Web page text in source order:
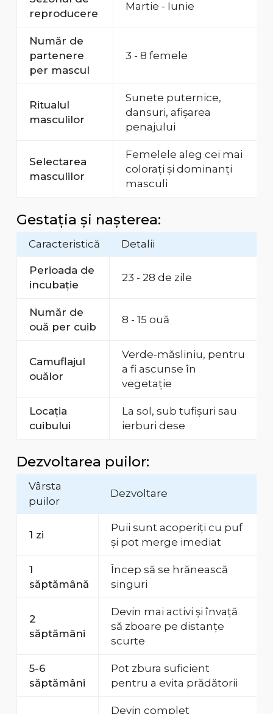
reproducere
Martie - Iunie
Număr de
partenere
per mascul
3 - 8 femele
Ritualul
masculilor
Sunete puternice,
dansuri, afișarea
penajului
Selectarea
masculilor
Femelele aleg cei mai
colorați și dominanți
masculi
Gestația și nașterea:
Caracteristică Detalii
Perioada de
incubație
23 - 28 de zile
Număr de
ouă per cuib
8 - 15 ouă
Camuflajul
ouălor
Verde-măsliniu, pentru
a fi ascunse în
vegetație
Locația
cuibului
La sol, sub tufișuri sau
ierburi dese
Dezvoltarea puilor:
Vârsta
puilor
Dezvoltare
1 zi
Puii sunt acoperiți cu puf
și pot merge imediat
1
săptămână
Încep să se hrănească
singuri
2
săptămâni
Devin mai activi și învață
să zboare pe distanțe
scurte
5-6
săptămâni
Pot zbura suficient
pentru a evita prădătorii
Devin complet